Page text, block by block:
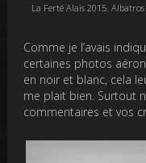
La Ferté Alais 2015.
Comme je l’avais
certaines photos
en noir et blanc, cela
me plait bien. Surtout
commentaires et vos